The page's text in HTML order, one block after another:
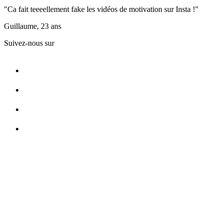
"Ca fait teeeellement fake les vidéos de motivation sur Insta !"
Guillaume, 23 ans
Suivez-nous sur